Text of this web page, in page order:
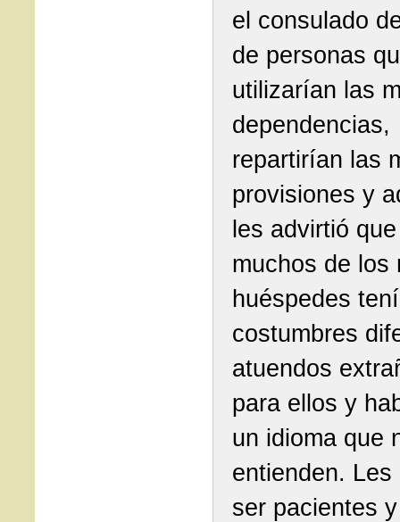
el consulado
de personas
utilizarían las
dependencias,
repartirían las
provisiones y
les advirtió que
muchos de los
huéspedes
costumbres
atuendos
para ellos y
un idioma que
entienden. Les
ser pacientes y